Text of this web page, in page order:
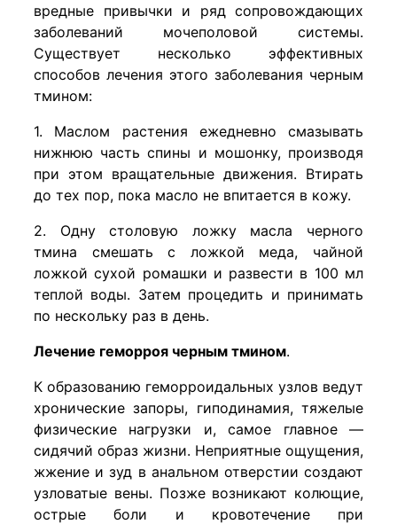
вредные привычки и ряд сопровождающих
заболеваний мочеполовой системы.
Существует несколько эффективных
способов лечения этого заболевания черным
тмином:
1. Маслом растения ежедневно смазывать
нижнюю часть спины и мошонку, производя
при этом вращательные движения. Втирать
до тех пор, пока масло не впитается в кожу.
2. Одну столовую ложку масла черного
тмина смешать с ложкой меда, чайной
ложкой сухой ромашки и развести в 100 мл
теплой воды. Затем процедить и принимать
по нескольку раз в день.
Лечение геморроя черным тмином.
К образованию геморроидальных узлов ведут
хронические запоры, гиподинамия, тяжелые
физические нагрузки и, самое главное —
сидячий образ жизни. Неприятные ощущения,
жжение и зуд в анальном отверстии создают
узловатые вены. Позже возникают колющие,
острые боли и кровотечение при